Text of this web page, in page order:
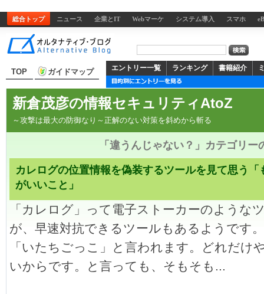
総合トップ ニュース 企業とIT Webマーケ システム導入 スマホ
TOP ガイドマップ エントリー一覧 ランキング 書籍紹介
新倉茂彦の情報セキュリティAtoZ
～攻撃は最大の防御なり～正解のない対策を斜めから斬る
「違うんじゃない？」カテゴリー
カレログの位置情報を偽装するツールを見て思う
がいいこと」
「カレログ」って電子ストーカーのような
が、早速対抗できるツールもあるようです
「いたちごっこ」と言われます。どれだけ
いからです。と言っても、そもそも...